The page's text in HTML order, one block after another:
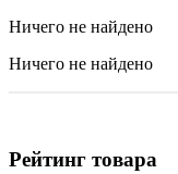
Ничего не найдено
Ничего не найдено
Рейтинг товара